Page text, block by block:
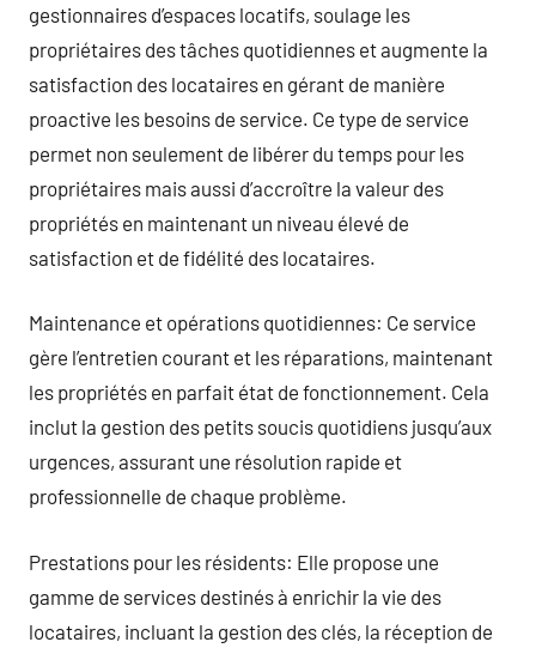
gestionnaires d’espaces locatifs, soulage les
propriétaires des tâches quotidiennes et augmente la
satisfaction des locataires en gérant de manière
proactive les besoins de service. Ce type de service
permet non seulement de libérer du temps pour les
propriétaires mais aussi d’accroître la valeur des
propriétés en maintenant un niveau élevé de
satisfaction et de fidélité des locataires.
Maintenance et opérations quotidiennes: Ce service
gère l’entretien courant et les réparations, maintenant
les propriétés en parfait état de fonctionnement. Cela
inclut la gestion des petits soucis quotidiens jusqu’aux
urgences, assurant une résolution rapide et
professionnelle de chaque problème.
Prestations pour les résidents: Elle propose une
gamme de services destinés à enrichir la vie des
locataires, incluant la gestion des clés, la réception de